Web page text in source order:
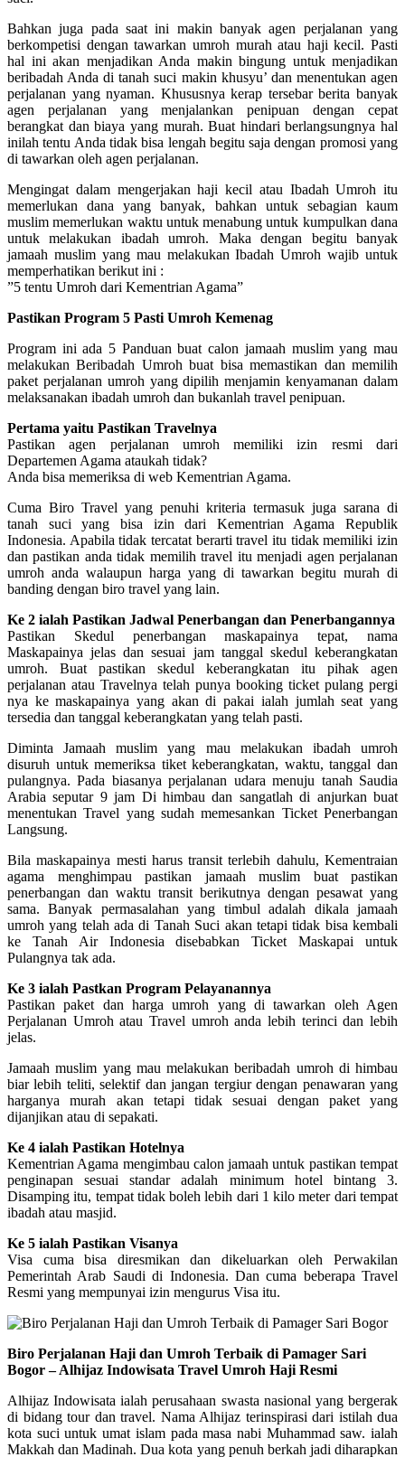
Bahkan juga pada saat ini makin banyak agen perjalanan yang
berkompetisi dengan tawarkan umroh murah atau haji kecil. Pasti
hal ini akan menjadikan Anda makin bingung untuk menjadikan
beribadah Anda di tanah suci makin khusyu’ dan menentukan agen
perjalanan yang nyaman. Khususnya kerap tersebar berita banyak
agen perjalanan yang menjalankan penipuan dengan cepat
berangkat dan biaya yang murah. Buat hindari berlangsungnya hal
inilah tentu Anda tidak bisa lengah begitu saja dengan promosi yang
di tawarkan oleh agen perjalanan.
Mengingat dalam mengerjakan haji kecil atau Ibadah Umroh itu
memerlukan dana yang banyak, bahkan untuk sebagian kaum
muslim memerlukan waktu untuk menabung untuk kumpulkan dana
untuk melakukan ibadah umroh. Maka dengan begitu banyak
jamaah muslim yang mau melakukan Ibadah Umroh wajib untuk
memperhatikan berikut ini :
”5 tentu Umroh dari Kementrian Agama”
Pastikan Program 5 Pasti Umroh Kemenag
Program ini ada 5 Panduan buat calon jamaah muslim yang mau
melakukan Beribadah Umroh buat bisa memastikan dan memilih
paket perjalanan umroh yang dipilih menjamin kenyamanan dalam
melaksanakan ibadah umroh dan bukanlah travel penipuan.
Pertama yaitu Pastikan Travelnya
Pastikan agen perjalanan umroh memiliki izin resmi dari
Departemen Agama ataukah tidak?
Anda bisa memeriksa di web Kementrian Agama.
Cuma Biro Travel yang penuhi kriteria termasuk juga sarana di
tanah suci yang bisa izin dari Kementrian Agama Republik
Indonesia. Apabila tidak tercatat berarti travel itu tidak memiliki izin
dan pastikan anda tidak memilih travel itu menjadi agen perjalanan
umroh anda walaupun harga yang di tawarkan begitu murah di
banding dengan biro travel yang lain.
Ke 2 ialah Pastikan Jadwal Penerbangan dan Penerbangannya
Pastikan Skedul penerbangan maskapainya tepat, nama
Maskapainya jelas dan sesuai jam tanggal skedul keberangkatan
umroh. Buat pastikan skedul keberangkatan itu pihak agen
perjalanan atau Travelnya telah punya booking ticket pulang pergi
nya ke maskapainya yang akan di pakai ialah jumlah seat yang
tersedia dan tanggal keberangkatan yang telah pasti.
Diminta Jamaah muslim yang mau melakukan ibadah umroh
disuruh untuk memeriksa tiket keberangkatan, waktu, tanggal dan
pulangnya. Pada biasanya perjalanan udara menuju tanah Saudia
Arabia seputar 9 jam Di himbau dan sangatlah di anjurkan buat
menentukan Travel yang sudah memesankan Ticket Penerbangan
Langsung.
Bila maskapainya mesti harus transit terlebih dahulu, Kementraian
agama menghimpau pastikan jamaah muslim buat pastikan
penerbangan dan waktu transit berikutnya dengan pesawat yang
sama. Banyak permasalahan yang timbul adalah dikala jamaah
umroh yang telah ada di Tanah Suci akan tetapi tidak bisa kembali
ke Tanah Air Indonesia disebabkan Ticket Maskapai untuk
Pulangnya tak ada.
Ke 3 ialah Pastkan Program Pelayanannya
Pastikan paket dan harga umroh yang di tawarkan oleh Agen
Perjalanan Umroh atau Travel umroh anda lebih terinci dan lebih
jelas.
Jamaah muslim yang mau melakukan beribadah umroh di himbau
biar lebih teliti, selektif dan jangan tergiur dengan penawaran yang
harganya murah akan tetapi tidak sesuai dengan paket yang
dijanjikan atau di sepakati.
Ke 4 ialah Pastikan Hotelnya
Kementrian Agama mengimbau calon jamaah untuk pastikan tempat
penginapan sesuai standar adalah minimum hotel bintang 3.
Disamping itu, tempat tidak boleh lebih dari 1 kilo meter dari tempat
ibadah atau masjid.
Ke 5 ialah Pastikan Visanya
Visa cuma bisa diresmikan dan dikeluarkan oleh Perwakilan
Pemerintah Arab Saudi di Indonesia. Dan cuma beberapa Travel
Resmi yang mempunyai izin mengurus Visa itu.
Biro Perjalanan Haji dan Umroh Terbaik di Pamager Sari
Bogor – Alhijaz Indowisata Travel Umroh Haji Resmi
Alhijaz Indowisata ialah perusahaan swasta nasional yang bergerak
di bidang tour dan travel. Nama Alhijaz terinspirasi dari istilah dua
kota suci untuk umat islam pada masa nabi Muhammad saw. ialah
Makkah dan Madinah. Dua kota yang penuh berkah jadi diharapkan